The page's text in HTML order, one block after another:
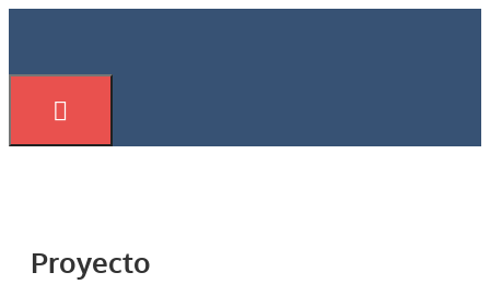
Proyecto